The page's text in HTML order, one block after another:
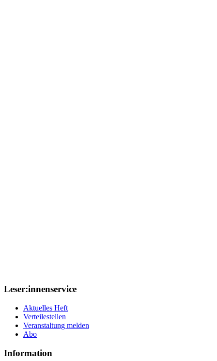
Leser:innenservice
Aktuelles Heft
Verteilestellen
Veranstaltung melden
Abo
Information